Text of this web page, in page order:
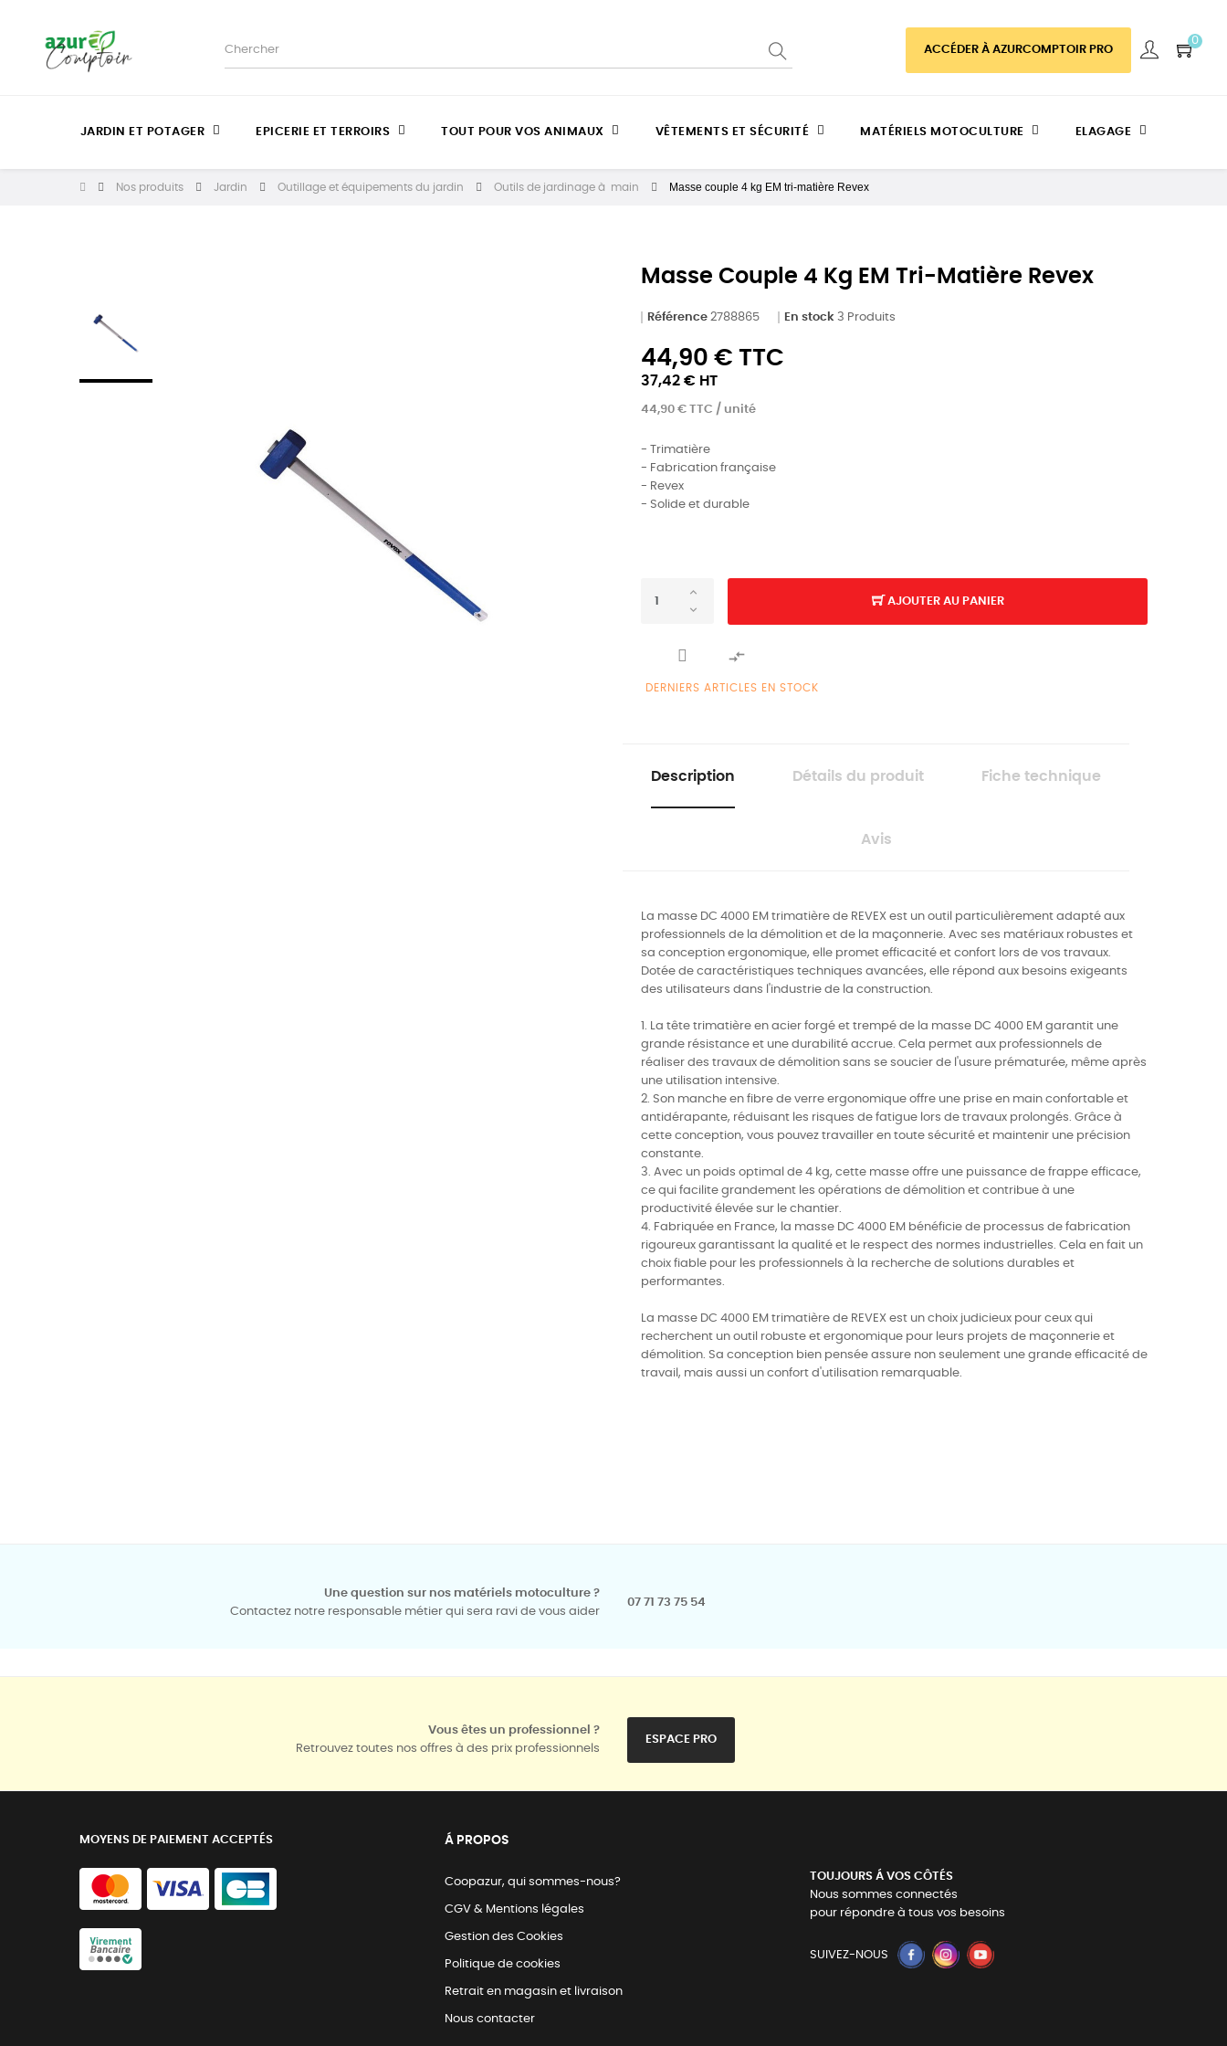
ACCÉDER À AZURCOMPTOIR PRO
0
JARDIN ET POTAGER EPICERIE ET TERROIRS TOUT POUR VOS ANIMAUX VÊTEMENTS ET SÉCURITÉ MATÉRIELS MOTOCULTURE ELAGAGE
Nos produits Jardin Outillage et équipements du jardin Outils de jardinage à main Masse couple 4 kg EM tri-matière Revex
Masse Couple 4 Kg EM Tri-Matière Revex
Référence 2788865 En stock 3 Produits
44,90 € TTC
37,42 € HT
44,90 € TTC / unité
- Trimatière
- Fabrication française
- Revex
- Solide et durable
AJOUTER AU PANIER

DERNIERS ARTICLES EN STOCK
Description Détails du produit Fiche technique
Avis
La masse DC 4000 EM trimatière de REVEX est un outil particulièrement adapté aux
professionnels de la démolition et de la maçonnerie. Avec ses matériaux robustes et
sa conception ergonomique, elle promet efficacité et confort lors de vos travaux.
Dotée de caractéristiques techniques avancées, elle répond aux besoins exigeants
des utilisateurs dans l'industrie de la construction.
1. La tête trimatière en acier forgé et trempé de la masse DC 4000 EM garantit une
grande résistance et une durabilité accrue. Cela permet aux professionnels de
réaliser des travaux de démolition sans se soucier de l'usure prématurée, même après
une utilisation intensive.
2. Son manche en fibre de verre ergonomique offre une prise en main confortable et
antidérapante, réduisant les risques de fatigue lors de travaux prolongés. Grâce à
cette conception, vous pouvez travailler en toute sécurité et maintenir une précision
constante.
3. Avec un poids optimal de 4 kg, cette masse offre une puissance de frappe efficace,
ce qui facilite grandement les opérations de démolition et contribue à une
productivité élevée sur le chantier.
4. Fabriquée en France, la masse DC 4000 EM bénéficie de processus de fabrication
rigoureux garantissant la qualité et le respect des normes industrielles. Cela en fait un
choix fiable pour les professionnels à la recherche de solutions durables et
performantes.
La masse DC 4000 EM trimatière de REVEX est un choix judicieux pour ceux qui
recherchent un outil robuste et ergonomique pour leurs projets de maçonnerie et
démolition. Sa conception bien pensée assure non seulement une grande efficacité de
travail, mais aussi un confort d'utilisation remarquable.
Une question sur nos matériels motoculture ?
Contactez notre responsable métier qui sera ravi de vous aider
07 71 73 75 54
Vous êtes un professionnel ?
Retrouvez toutes nos offres à des prix professionnels
ESPACE PRO
MOYENS DE PAIEMENT ACCEPTÉS Á PROPOS
Coopazur, qui sommes-nous?
CGV & Mentions légales
Gestion des Cookies
Politique de cookies
Retrait en magasin et livraison
Nous contacter
TOUJOURS Á VOS CÔTÉS
Nous sommes connectés
pour répondre à tous vos besoins
SUIVEZ-NOUS